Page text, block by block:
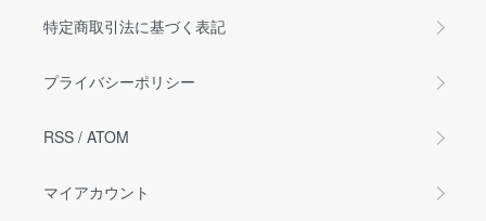
特定商取引法に基づく表記
プライバシーポリシー
RSS / ATOM
マイアカウント